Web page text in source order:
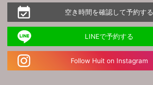
空き時間を確認して予約する
LINEで予約する
Follow Huit on Instagram